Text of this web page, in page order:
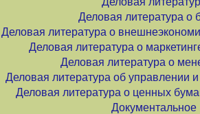
Деловая литература о
Деловая литература о
Деловая литература о
Деловая литература о
Деловая литература об управлении
Деловая литература о ценных
Документальное